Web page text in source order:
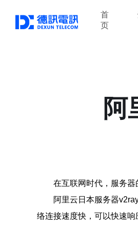
首
页
阿
在互联网时代，服务器
阿里云日本服务器
络连接速度快，可以快速